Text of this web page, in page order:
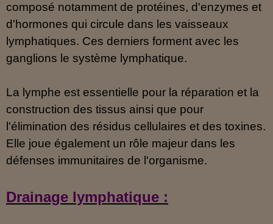
composé notamment de protéines, d'enzymes et
d'hormones qui circule dans les vaisseaux
lymphatiques. Ces derniers forment avec les
ganglions le système lymphatique.
La lymphe est essentielle pour la réparation et la
construction des tissus ainsi que pour
l'élimination des résidus cellulaires et des toxines.
Elle joue également un rôle majeur dans les
défenses immunitaires de l'organisme.
Drainage lymphatique :